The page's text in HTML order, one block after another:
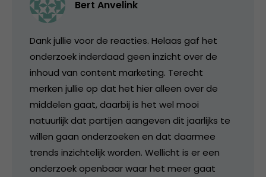
Bert Anvelink
Dank jullie voor de reacties. Helaas gaf het
onderzoek inderdaad geen inzicht over de
inhoud van content marketing. Terecht
merken jullie op dat het hier alleen over de
middelen gaat, daarbij is het wel mooi
natuurlijk dat partijen aangeven dit jaarlijks te
willen gaan onderzoeken en dat daarmee
trends inzichtelijk worden. Wellicht is er een
onderzoek openbaar waar het meer gaat